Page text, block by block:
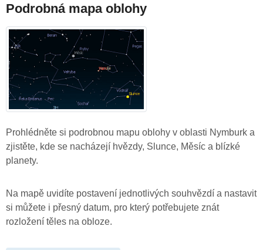
Podrobná mapa oblohy
Prohlédněte si podrobnou mapu oblohy v oblasti Nymburk a
zjistěte, kde se nacházejí hvězdy, Slunce, Měsíc a blízké
planety.
Na mapě uvidíte postavení jednotlivých souhvězdí a nastavit
si můžete i přesný datum, pro který potřebujete znát
rozložení těles na obloze.